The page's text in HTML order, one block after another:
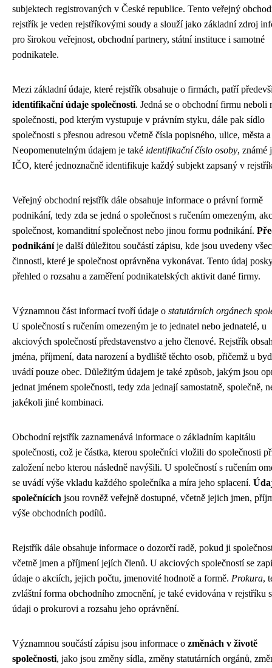
subjektech registrovaných v České republice. Tento veřejný
rejstřík je veden rejstříkovými soudy a slouží jako základní zdroj
pro širokou veřejnost, obchodní partnery, státní instituce i samotné
podnikatele.
Mezi základní údaje, které rejstřík obsahuje o firmách, patří
identifikační údaje společnosti. Jedná se o obchodní firmu neboli
společnosti, pod kterým vystupuje v právním styku, dále pak sídlo
společnosti s přesnou adresou včetně čísla popisného, ulice, města
Neopomenutelným údajem je také identifikační číslo osoby, známé
IČO, které jednoznačně identifikuje každý subjekt zapsaný v
Veřejný obchodní rejstřík dále obsahuje informace o právní formě
podnikání, tedy zda se jedná o společnost s ručením omezeným,
společnost, komanditní společnost nebo jinou formu podnikání.
podnikáníje další důležitou součástí zápisu, kde jsou uvedeny
činnosti, které je společnost oprávněna vykonávat. Tento údaj
přehled o rozsahu a zaměření podnikatelských aktivit dané firmy.
Významnou část informací tvoří údaje o statutárních orgánech
U společností s ručením omezeným je to jednatel nebo jednatelé, u
akciových společností představenstvo a jeho členové. Rejstřík
jména, příjmení, data narození a bydliště těchto osob, přičemž u
uvádí pouze obec. Důležitým údajem je také způsob, jakým jsou
jednat jménem společnosti, tedy zda jednají samostatně, společně,
jakékoli jiné kombinaci.
Obchodní rejstřík zaznamenává informace o základním kapitálu
společnosti, což je částka, kterou společníci vložili do společnosti
založení nebo kterou následně navýšili. U společností s ručením
se uvádí výše vkladu každého společníka a míra jeho splacení.
společnících jsou rovněž veřejně dostupné, včetně jejich jmen,
výše obchodních podílů.
Rejstřík dále obsahuje informace o dozorčí radě, pokud ji
včetně jmen a příjmení jejích členů. U akciových společností se
údaje o akciích, jejich počtu, jmenovité hodnotě a formě. Prokura,
zvláštní forma obchodního zmocnění, je také evidována v rejstříku
údaji o prokurovi a rozsahu jeho oprávnění.
Významnou součástí zápisu jsou informace o změnách v životě
společnosti, jako jsou změny sídla, změny statutárních orgánů,